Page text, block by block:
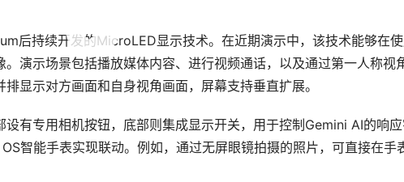
后持续开发的MicroLED显示技术。在近期演示中，该技术能够在
演示场景包括播放媒体内容、进行视频通话，以及通过第一人称视
显示对方画面和自身视角画面，屏幕支持垂直扩展。
有专用相机按钮，底部则集成显示开关，用于控制Gemini AI的响
智能手表实现联动。例如，通过无屏眼镜拍摄的照片，可直接在手